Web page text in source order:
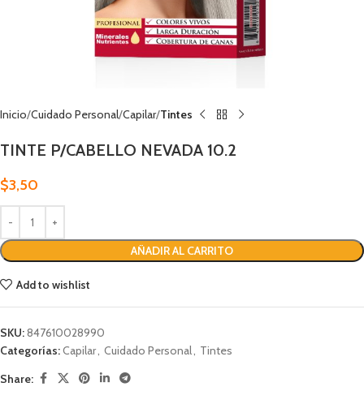
Inicio Cuidado Personal Capilar Tintes
TINTE P/CABELLO NEVADA 10.2
$3,50
AÑADIR AL CARRITO
Add to wishlist
SKU:847610028990
Categorías:Capilar, Cuidado Personal, Tintes
Share: